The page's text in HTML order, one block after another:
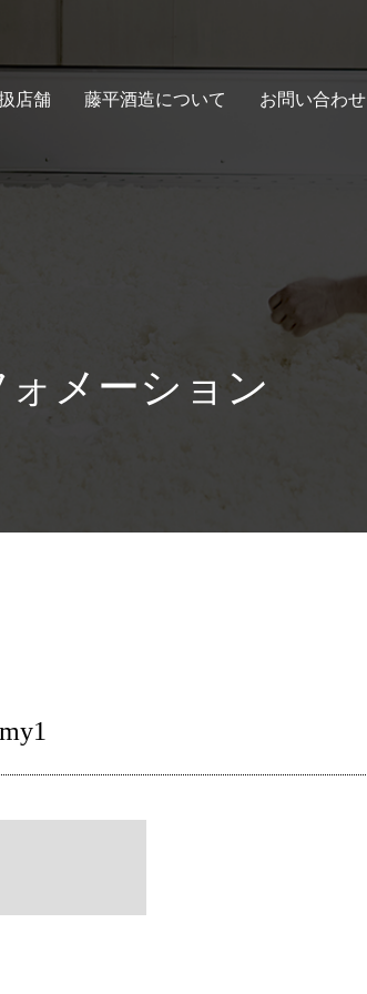
店舗 藤平酒造について お問い合わせ
ォメーション